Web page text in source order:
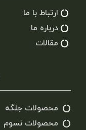
ارتباط با ما
درباره ما
مقالات
محصولات جلگه
محصولات نسوم